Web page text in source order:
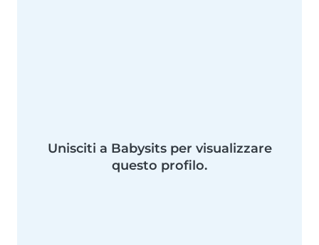
Unisciti a Babysits per visualizzare
questo profilo.